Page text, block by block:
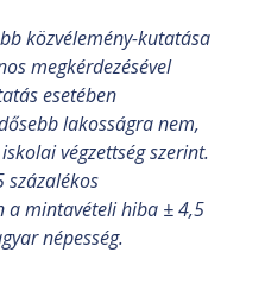
közvélemény-kutatása
megkérdezésével
esetében
lakosságra nem,
végzettség szerint.
százalékos
a mintavételi hiba ± 4,5
népesség.